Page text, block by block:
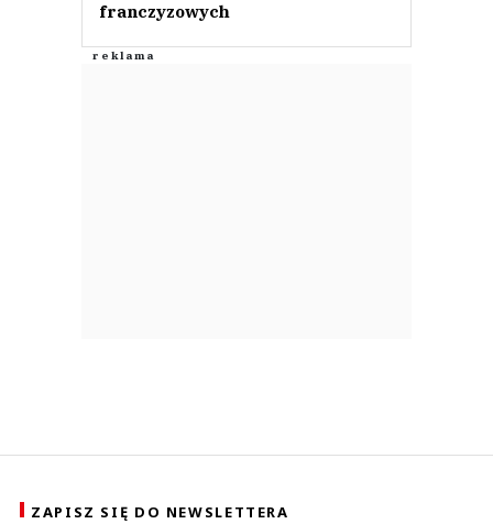
franczyzowych
ZAPISZ SIĘ DO NEWSLETTERA